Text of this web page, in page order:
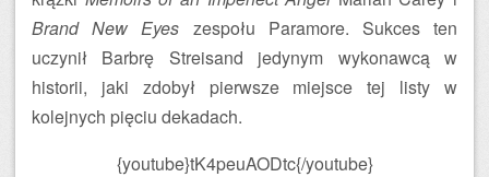
Brand New Eyes zespołu Paramore. Sukces ten
uczynił Barbrę Streisand jedynym wykonawcą w
historii, jaki zdobył pierwsze miejsce tej listy w
kolejnych pięciu dekadach.
{youtube}tK4peuAODtc{/youtube}